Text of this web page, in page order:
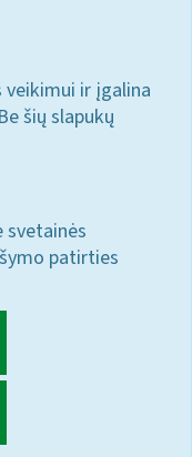
ir įgalina
šių slapukų
patirties